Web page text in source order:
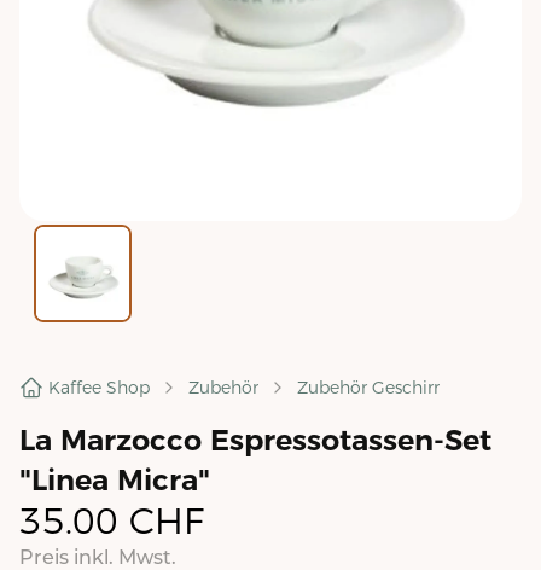
Kaffee Shop Zubehör Zubehör Geschirr
La Marzocco Espressotassen-Set
"Linea Micra"
35.00 CHF
Preis inkl. Mwst.